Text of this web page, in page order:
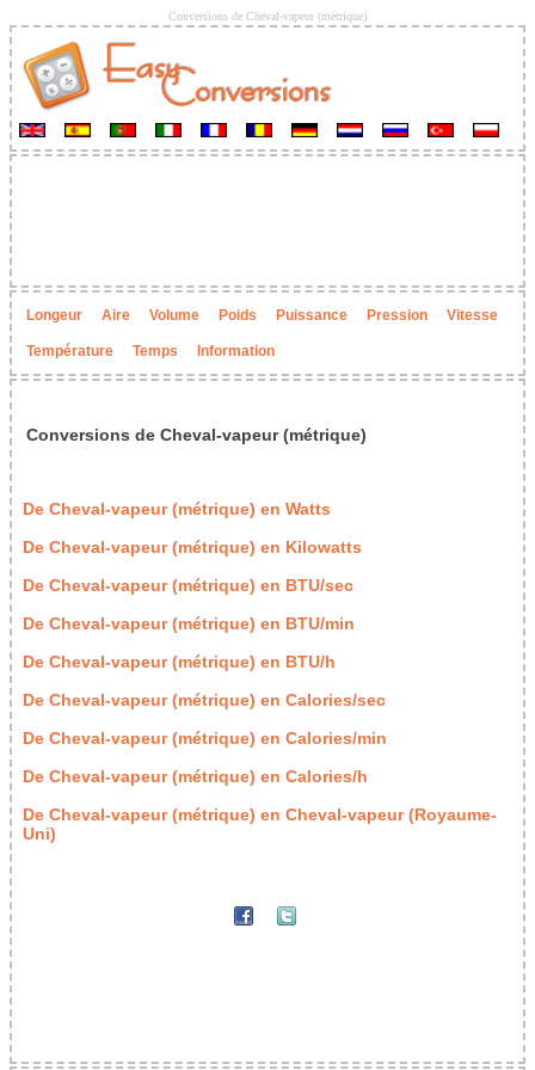
Conversions de Cheval-vapeur (métrique)
Longeur Aire Volume Poids Puissance Pression Vitesse
Température Temps Information
Conversions de Cheval-vapeur (métrique)
De Cheval-vapeur (métrique) en Watts
De Cheval-vapeur (métrique) en Kilowatts
De Cheval-vapeur (métrique) en BTU/sec
De Cheval-vapeur (métrique) en BTU/min
De Cheval-vapeur (métrique) en BTU/h
De Cheval-vapeur (métrique) en Calories/sec
De Cheval-vapeur (métrique) en Calories/min
De Cheval-vapeur (métrique) en Calories/h
De Cheval-vapeur (métrique) en Cheval-vapeur (Royaume-
Uni)